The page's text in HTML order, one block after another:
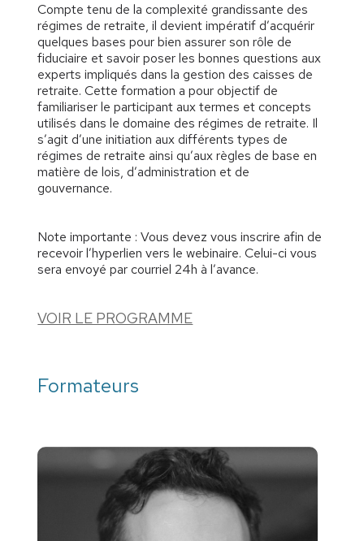
Compte tenu de la complexité grandissante des
régimes de retraite, il devient impératif d’acquérir
quelques bases pour bien assurer son rôle de
fiduciaire et savoir poser les bonnes questions aux
experts impliqués dans la gestion des caisses de
retraite. Cette formation a pour objectif de
familiariser le participant aux termes et concepts
utilisés dans le domaine des régimes de retraite. Il
s’agit d’une initiation aux différents types de
régimes de retraite ainsi qu’aux règles de base en
matière de lois, d’administration et de
gouvernance.
Note importante : Vous devez vous inscrire afin de
recevoir l’hyperlien vers le webinaire. Celui-ci vous
sera envoyé par courriel 24h à l’avance.
VOIR LE PROGRAMME
Formateurs